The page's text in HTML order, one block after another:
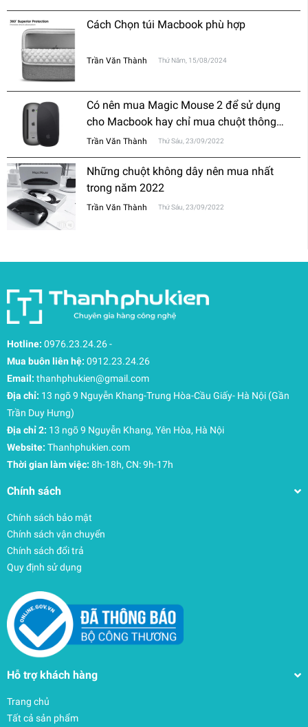
Cách Chọn túi Macbook phù hợp
Trần Văn Thành Thứ Năm, 15/08/2024
Có nên mua Magic Mouse 2 để sử dụng
cho Macbook hay chỉ mua chuột thông
thường?
Trần Văn Thành Thứ Sáu, 23/09/2022
Những chuột không dây nên mua nhất
trong năm 2022
Trần Văn Thành Thứ Sáu, 23/09/2022
Hotline: 0976.23.24.26-
Mua buôn liên hệ: 0912.23.24.26
Email: thanhphukien@gmail.com
Địa chỉ: 13 ngõ 9 Nguyễn Khang-Trung Hòa-Cầu Giấy- Hà Nội (Gần
Trần Duy Hưng)
Địa chỉ 2: 13 ngõ 9 Nguyễn Khang, Yên Hòa, Hà Nội
Website: Thanhphukien.com
Thời gian làm việc: 8h-18h, CN: 9h-17h
Chính sách
Chính sách bảo mật
Chính sách vận chuyển
Chính sách đổi trả
Quy định sử dụng
Hỗ trợ khách hàng
Trang chủ
Tất cả sản phẩm